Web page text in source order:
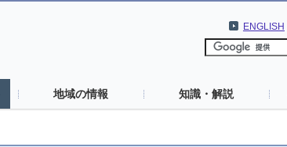
ENGLISH
地域の情報 知識・解説